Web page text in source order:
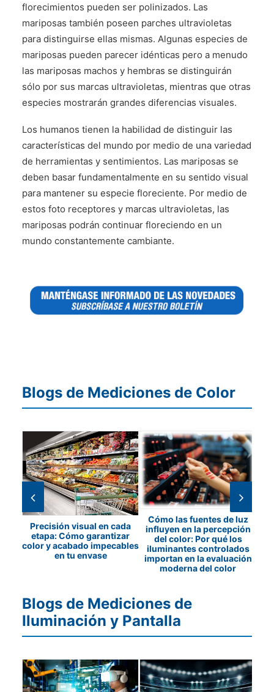
florecimientos pueden ser polinizados. Las
mariposas también poseen parches ultravioletas
para distinguirse ellas mismas. Algunas especies de
mariposas pueden parecer idénticas pero a menudo
las mariposas machos y hembras se distinguirán
sólo por sus marcas ultravioletas, mientras que otras
especies mostrarán grandes diferencias visuales.
Los humanos tienen la habilidad de distinguir las
características del mundo por medio de una variedad
de herramientas y sentimientos. Las mariposas se
deben basar fundamentalmente en su sentido visual
para mantener su especie floreciente. Por medio de
estos foto receptores y marcas ultravioletas, las
mariposas podrán continuar floreciendo en un
mundo constantemente cambiante.
Blogs de Mediciones de Color
Precisión visual en cada
etapa: Cómo garantizar
color y acabado impecables
en tu envase
Cómo las fuentes de luz
influyen en la percepción
del color: Por qué los
iluminantes controlados
importan en la evaluación
moderna del color
Blogs de Mediciones de
Iluminación y Pantalla